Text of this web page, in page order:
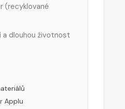
(recyklované
dlouhou životnost
Applu